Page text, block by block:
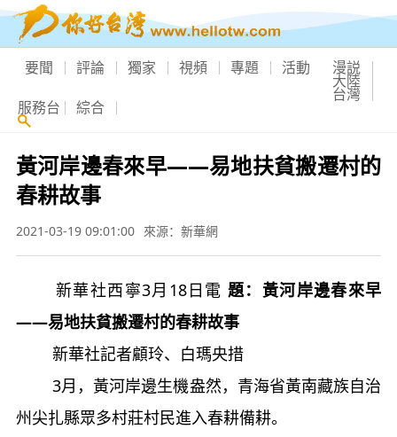
要聞 評論 獨家 視頻 專題 活動 漫説
大陸
台灣
服務台 綜合
黃河岸邊春來早——易地扶貧搬遷村的
春耕故事
2021-03-19 09:01:00 來源：新華網
新華社西寧3月18日電題：黃河岸邊春來早
——易地扶貧搬遷村的春耕故事
新華社記者顧玲、白瑪央措
3月，黃河岸邊生機盎然，青海省黃南藏族自治
州尖扎縣眾多村莊村民進入春耕備耕。